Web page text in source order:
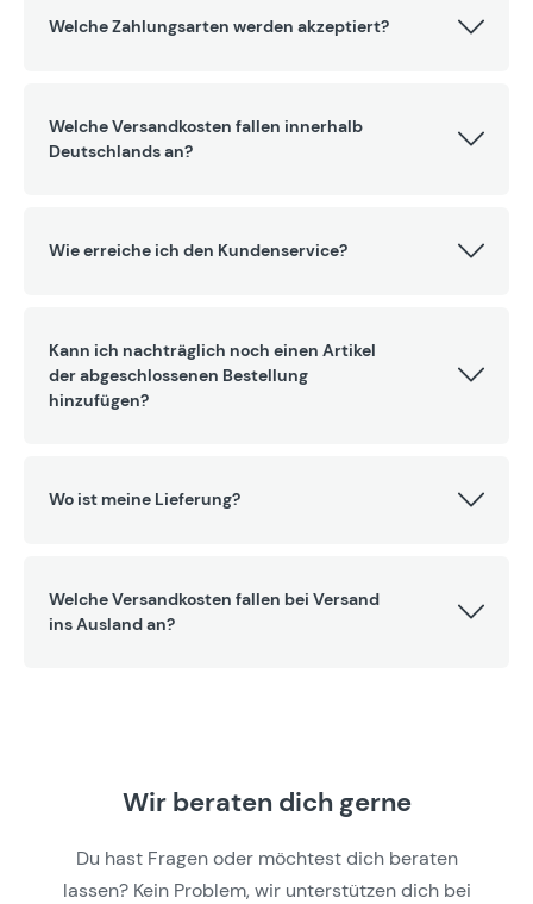
Welche Zahlungsarten werden akzeptiert?
Welche Versandkosten fallen innerhalb
Deutschlands an?
Wie erreiche ich den Kundenservice?
Kann ich nachträglich noch einen Artikel
der abgeschlossenen Bestellung
hinzufügen?
Wo ist meine Lieferung?
Welche Versandkosten fallen bei Versand
ins Ausland an?
Wir beraten dich gerne
Du hast Fragen oder möchtest dich beraten
lassen? Kein Problem, wir unterstützen dich bei